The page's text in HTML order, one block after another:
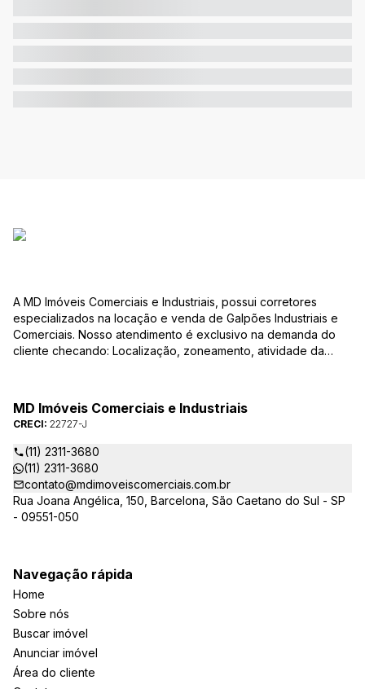
A MD Imóveis Comerciais e Industriais, possui corretores
especializados na locação e venda de Galpões Industriais e
Comerciais. Nosso atendimento é exclusivo na demanda do
cliente checando: Localização, zoneamento, atividade da
atender de verdade a sua necessidade!
MD Imóveis Comerciais e Industriais
CRECI: 22727-J
(11) 2311-3680
(11) 2311-3680
contato@mdimoveiscomerciais.com.br
Rua Joana Angélica, 150, Barcelona, São Caetano do Sul - SP
- 09551-050
Navegação rápida
Home
Sobre nós
Buscar imóvel
Anunciar imóvel
Área do cliente